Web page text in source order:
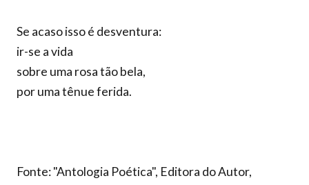
Se acaso isso é desventura:
ir-se a vida
sobre uma rosa tão bela,
por uma tênue ferida.
Fonte: "Antologia Poética", Editora do Autor,